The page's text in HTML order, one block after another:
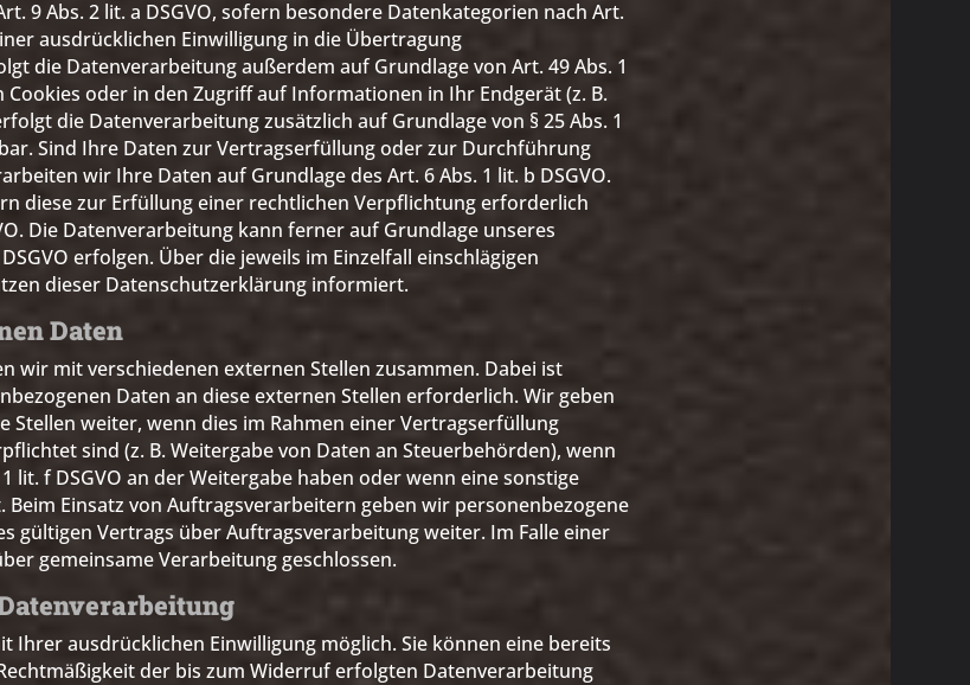
9 Abs. 2 lit. a DSGVO, sofern besondere Datenkategorien nach Art.
ausdrücklichen Einwilligung in die Übertragung
die Datenverarbeitung außerdem auf Grundlage von Art. 49 Abs. 1
Cookies oder in den Zugriff auf Informationen in Ihr Endgerät (z. B.
die Datenverarbeitung zusätzlich auf Grundlage von § 25 Abs. 1
Sind Ihre Daten zur Vertragserfüllung oder zur Durchführung
wir Ihre Daten auf Grundlage des Art. 6 Abs. 1 lit. b DSGVO.
diese zur Erfüllung einer rechtlichen Verpflichtung erforderlich
Die Datenverarbeitung kann ferner auf Grundlage unseres
erfolgen. Über die jeweils im Einzelfall einschlägigen
dieser Datenschutzerklärung informiert.
Daten
wir mit verschiedenen externen Stellen zusammen. Dabei ist
Daten an diese externen Stellen erforderlich. Wir geben
Stellen weiter, wenn dies im Rahmen einer Vertragserfüllung
sind (z. B. Weitergabe von Daten an Steuerbehörden), wenn
lit. f DSGVO an der Weitergabe haben oder wenn eine sonstige
Einsatz von Auftragsverarbeitern geben wir personenbezogene
gültigen Vertrags über Auftragsverarbeitung weiter. Im Falle einer
gemeinsame Verarbeitung geschlossen.
Ihrer ausdrücklichen Einwilligung möglich. Sie können eine bereits
der bis zum Widerruf erfolgten Datenverarbeitung